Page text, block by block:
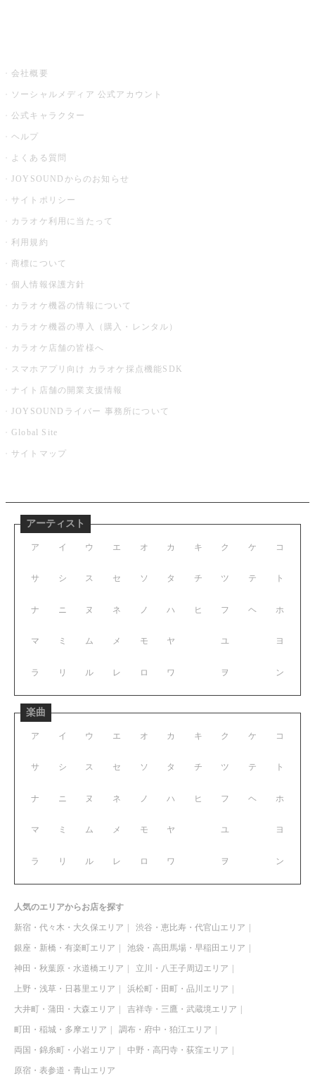
会社概要
ソーシャルメディア 公式アカウント
公式キャラクター
ヘルプ
よくある質問
JOYSOUNDからのお知らせ
サイトポリシー
カラオケ利用に当たって
利用規約
商標について
個人情報保護方針
カラオケ機器の情報について
カラオケ機器の導入（購入・レンタル）
カラオケ店舗の皆様へ
スマホアプリ向け カラオケ採点機能SDK
ナイト店舗の開業支援情報
JOYSOUNDライバー 事務所について
Global Site
サイトマップ
アーティスト
ア イ ウ エ オ
サ シ ス セ ソ
ナ ニ ヌ ネ ノ
マ ミ ム メ モ
ラ リ ル レ ロ
カ キ ク ケ コ
タ チ ツ テ ト
ハ ヒ フ ヘ ホ
ヤ ユ ヨ
ワ ヲ ン
楽曲
ア イ ウ エ オ
サ シ ス セ ソ
ナ ニ ヌ ネ ノ
マ ミ ム メ モ
ラ リ ル レ ロ
カ キ ク ケ コ
タ チ ツ テ ト
ハ ヒ フ ヘ ホ
ヤ ユ ヨ
ワ ヲ ン
人気のエリアからお店を探す
新宿・代々木・大久保エリア 渋谷・恵比寿・代官山エリア
銀座・新橋・有楽町エリア 池袋・高田馬場・早稲田エリア
神田・秋葉原・水道橋エリア 立川・八王子周辺エリア
上野・浅草・日暮里エリア 浜松町・田町・品川エリア
大井町・蒲田・大森エリア 吉祥寺・三鷹・武蔵境エリア
町田・稲城・多摩エリア 調布・府中・狛江エリア
両国・錦糸町・小岩エリア 中野・高円寺・荻窪エリア
原宿・表参道・青山エリア